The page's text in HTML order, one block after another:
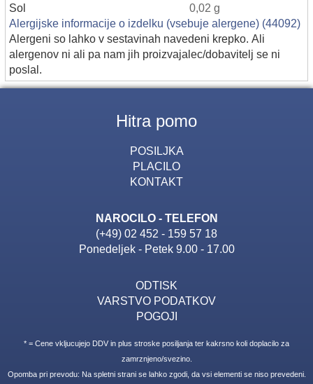
Sol
0,02 g
Alergijske informacije o izdelku (vsebuje alergene) (44092)
Alergeni so lahko v sestavinah navedeni krepko. Ali
alergenov ni ali pa nam jih proizvajalec/dobavitelj se ni
poslal.
Hitra pomo
POSILJKA
PLACILO
KONTAKT
NAROCILO - TELEFON
(+49) 02 452 - 159 57 18
Ponedeljek - Petek 9.00 - 17.00
ODTISK
VARSTVO PODATKOV
POGOJI
* = Cene vkljucujejo DDV in plus stroske posiljanja ter kakrsno koli doplacilo za
zamrznjeno/svezino.
Opomba pri prevodu: Na spletni strani se lahko zgodi, da vsi elementi se niso prevedeni.